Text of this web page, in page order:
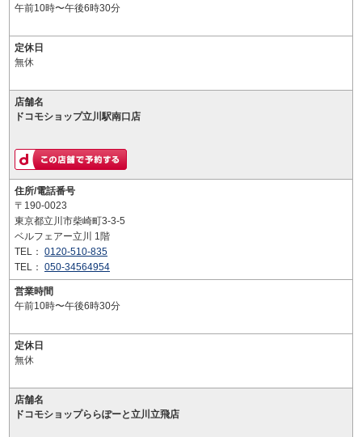
午前10時〜午後6時30分
定休日
無休
店舗名
ドコモショップ立川駅南口店
住所/電話番号
〒190-0023
東京都立川市柴崎町3-3-5
ベルフェアー立川 1階
TEL： 0120-510-835
TEL： 050-34564954
営業時間
午前10時〜午後6時30分
定休日
無休
店舗名
ドコモショップららぽーと立川立飛店